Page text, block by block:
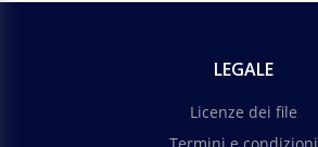
LEGALE
Licenze dei file